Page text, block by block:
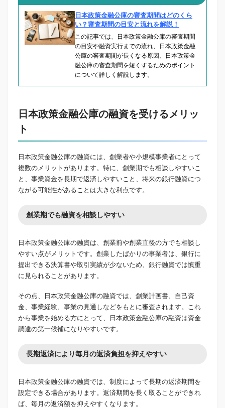
日本政策金融公庫の審査期間はどのくら
い？審査期間の目安と流れを解説！
この記事では、日本政策金融公庫の審査期間
の目安や融資実行までの流れ、日本政策金融
公庫の審査期間が長くなる原因、日本政策金
融公庫の審査期間を短くするためのポイント
について詳しく解説します。
日本政策金融公庫の融資を受けるメリッ
ト
日本政策金融公庫の融資には、創業者や小規模事業者にとって
複数のメリットがあります。特に、創業期でも相談しやすいこ
と、事業資金を長期で返済しやすいこと、将来の銀行融資につ
ながる可能性があることは大きな利点です。
創業期でも融資を相談しやすい
日本政策金融公庫の融資は、創業前や創業直後の方でも相談し
やすい点がメリットです。創業したばかりの事業者は、銀行に
提出できる決算書や取引実績が少ないため、銀行融資では慎重
に見られることがあります。
その点、日本政策金融公庫の融資では、創業計画書、自己資
金、事業経験、事業の見通しなどをもとに審査されます。これ
から事業を始める方にとって、日本政策金融公庫の融資は資金
調達の第一候補になりやすいです。
長期返済により毎月の返済負担を抑えやすい
日本政策金融公庫の融資では、制度によって長期の返済期間を
設定できる場合があります。返済期間を長く取ることができれ
ば、毎月の返済額を抑えやすくなります。